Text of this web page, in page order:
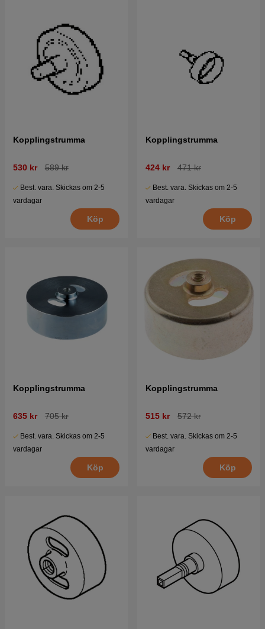
Kopplingstrumma
530 kr 589 kr
Best. vara. Skickas om 2-5
vardagar
Köp
Kopplingstrumma
424 kr 471 kr
Best. vara. Skickas om 2-5
vardagar
Köp
Kopplingstrumma
635 kr 705 kr
Best. vara. Skickas om 2-5
vardagar
Köp
Kopplingstrumma
515 kr 572 kr
Best. vara. Skickas om 2-5
vardagar
Köp